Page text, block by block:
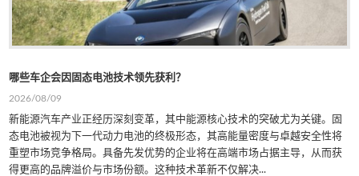
哪些车企会因固态电池技术领先获利？
2026/08/09
新能源汽车产业正经历深刻变革，其中能源核心技术的突破尤为关键。固
态电池被视为下一代动力电池的终极形态，其高能量密度与卓越安全性将
重塑市场竞争格局。具备先发优势的企业将在高端市场占据主导，从而获
得更高的品牌溢价与市场份额。这种技术革新不仅解决...